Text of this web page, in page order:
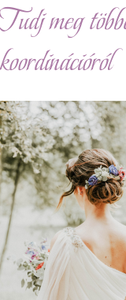
Tudj meg
koordinációról